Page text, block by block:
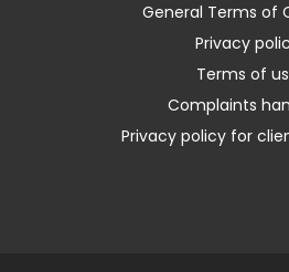
General Terms of
Privacy
Terms of
Complaints
Privacy policy for